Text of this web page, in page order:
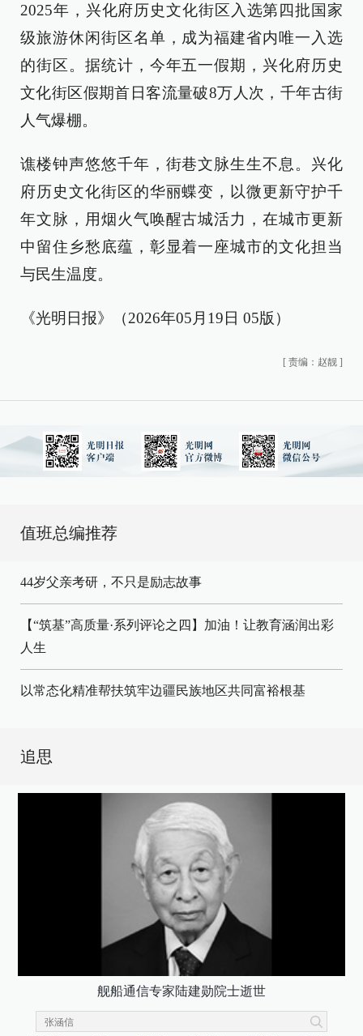
2025年，兴化府历史文化街区入选第四批国家
级旅游休闲街区名单，成为福建省内唯一入选
的街区。据统计，今年五一假期，兴化府历史
文化街区假期首日客流量破8万人次，千年古街
人气爆棚。
谯楼钟声悠悠千年，街巷文脉生生不息。兴化
府历史文化街区的华丽蝶变，以微更新守护千
年文脉，用烟火气唤醒古城活力，在城市更新
中留住乡愁底蕴，彰显着一座城市的文化担当
与民生温度。
《光明日报》（2026年05月19日 05版）
[ 责编：赵靓 ]
值班总编推荐
44岁父亲考研，不只是励志故事
【“筑基”高质量·系列评论之四】加油！让教育涵润出彩
人生
以常态化精准帮扶筑牢边疆民族地区共同富裕根基
追思
舰船通信专家陆建勋院士逝世